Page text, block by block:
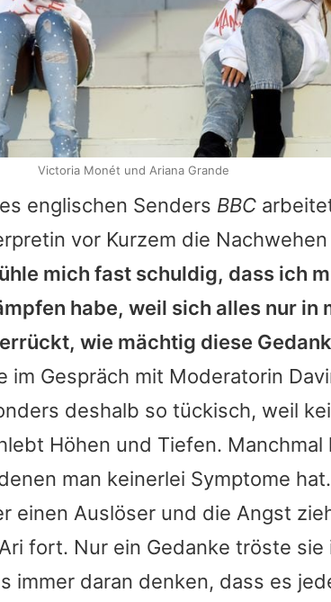
englischen Senders BBC
vor Kurzem die
mich fast schuldig, dass ich
habe, weil sich alles nur in
wie mächtig diese
im Gespräch mit Moderatorin
deshalb so tückisch, weil
Höhen und Tiefen. Manchmal
man keinerlei Symptome
einen Auslöser und die Angst
fort. Nur ein Gedanke tröste sie
immer daran denken, dass es
Victoria Monét und Ariana Grande